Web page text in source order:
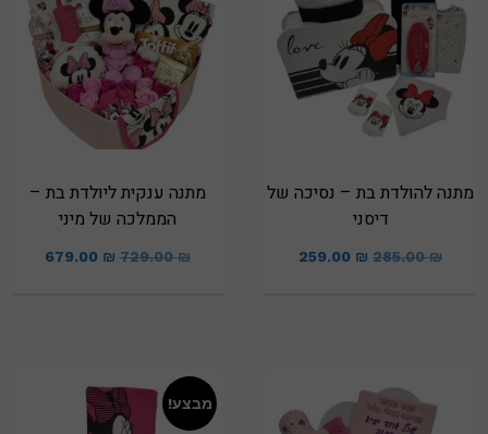
מתנה להולדת בת – נסיכה של
דיסני
285.00₪
259.00 ₪
מתנה ענקית ליולדת בת –
הממלכה של מיני
729.00₪
679.00 ₪
מבצע!